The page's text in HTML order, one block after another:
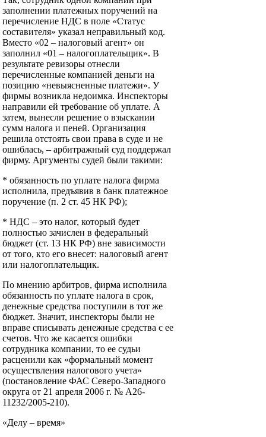
заполнении платежных поручений на
перечисление НДС в поле «Статус
составителя» указал неправильный код.
Вместо «02 – налоговый агент» он
заполнил «01 – налогоплательщик». В
результате ревизоры отнесли
перечисленные компанией деньги на
позицию «невыясненные платежи». У
фирмы возникла недоимка. Инспекторы
направили ей требование об уплате. А
затем, вынесли решение о взыскании
сумм налога и пеней. Организация
решила отстоять свои права в суде и не
ошиблась, – арбитражный суд поддержал
фирму. Аргументы судей были такими:
* обязанность по уплате налога фирма
исполнила, предъявив в банк платежное
поручение (п. 2 ст. 45 НК РФ);
* НДС – это налог, который будет
полностью зачислен в федеральный
бюджет (ст. 13 НК РФ) вне зависимости
от того, кто его внесет: налоговый агент
или налогоплательщик.
По мнению арбитров, фирма исполнила
обязанность по уплате налога в срок,
денежные средства поступили в тот же
бюджет. Значит, инспекторы были не
вправе списывать денежные средства с ее
счетов. Что же касается ошибки
сотрудника компании, то ее судьи
расценили как «формальный момент
осуществления налогового учета»
(постановление ФАС Северо-Западного
округа от 21 апреля 2006 г. № А26-
11232/2005-210).
«Делу – время»